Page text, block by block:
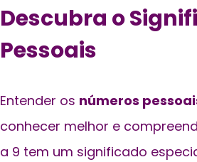
Descubra o
Pessoais
Entender os números
conhecer melhor e
a 9 tem um significado